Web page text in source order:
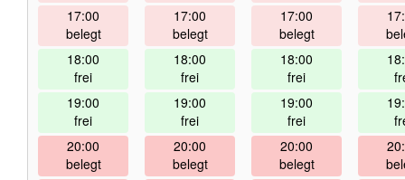
17:00
belegt
18:00
frei
19:00
frei
20:00
belegt
17:00
belegt
18:00
frei
19:00
frei
20:00
belegt
17:00
belegt
18:00
frei
19:00
frei
20:00
belegt